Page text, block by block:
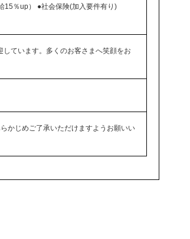
15％up） ●社会保険(加入要件有り)
ています。多くのお客さまへ笑顔をお
かじめご了承いただけますようお願いい